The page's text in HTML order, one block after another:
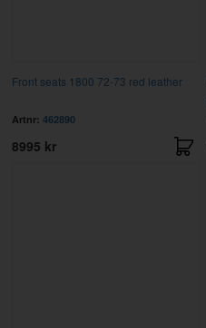
Front seats 1800 72-73 red leather
Artnr: 462890
8995 kr